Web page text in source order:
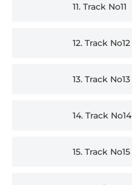
11. Track No11
12. Track No12
13. Track No13
14. Track No14
15. Track No15